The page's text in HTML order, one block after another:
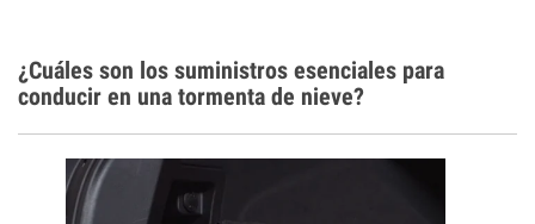
¿Cuáles son los suministros esenciales para
conducir en una tormenta de nieve?